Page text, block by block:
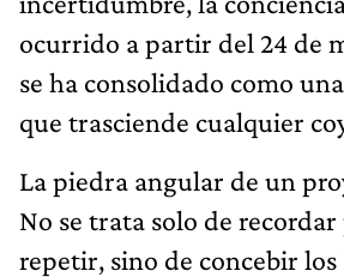
ocurrido a partir del 24 de
se ha consolidado como
que trasciende cualquier
La piedra angular de un
No se trata solo de
repetir, sino de concebir los